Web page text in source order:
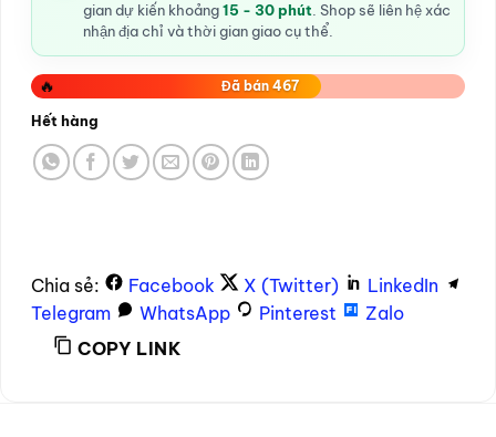
gian dự kiến khoảng15 - 30 phút. Shop sẽ liên hệ xác
nhận địa chỉ và thời gian giao cụ thể.
🔥 Đã bán 467
Hết hàng
Chia sẻ: Facebook X (Twitter)
LinkedIn
Telegram
WhatsApp Pinterest
Zalo
COPY LINK